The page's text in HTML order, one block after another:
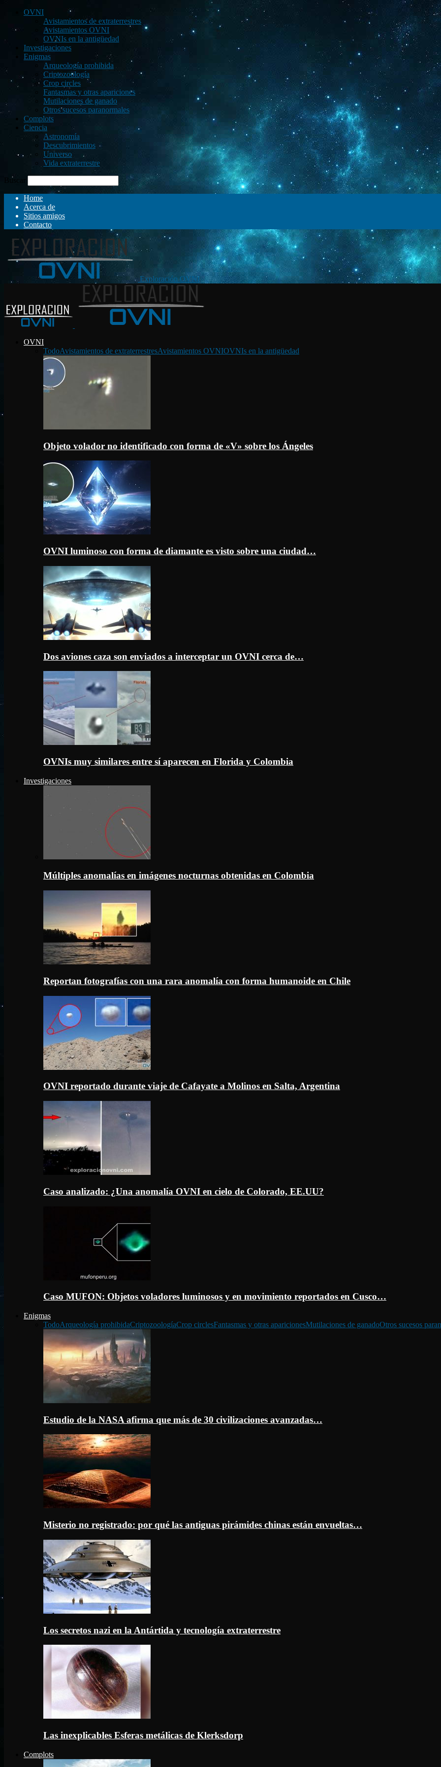
OVNI
Avistamientos de extraterrestres
Avistamientos OVNI
OVNIs en la antigüedad
Investigaciones
Enigmas
Arqueología prohibida
Criptozoología
Crop circles
Fantasmas y otras apariciones
Mutilaciones de ganado
Otros sucesos paranormales
Complots
Ciencia
Astronomía
Descubrimientos
Universo
Vida extraterrestre
Buscar
Home
Acerca de
Sitios amigos
Contacto
Exploración OVNI
OVNI
TodoAvistamientos de extraterrestresAvistamientos OVNIOVNIs en la antigüedad
Objeto volador no identificado con forma de «V» sobre los Ángeles
OVNI luminoso con forma de diamante es visto sobre una ciudad…
Dos aviones caza son enviados a interceptar un OVNI cerca de…
OVNIs muy similares entre sí aparecen en Florida y Colombia
Investigaciones
Múltiples anomalías en imágenes nocturnas obtenidas en Colombia
Reportan fotografías con una rara anomalía con forma humanoide en Chile
OVNI reportado durante viaje de Cafayate a Molinos en Salta, Argentina
Caso analizado: ¿Una anomalía OVNI en cielo de Colorado, EE.UU?
Caso MUFON: Objetos voladores luminosos y en movimiento reportados en Cusco…
Enigmas
TodoArqueología prohibidaCriptozoologíaCrop circlesFantasmas y otras aparicionesMutilaciones de ganadoOtros sucesos
Estudio de la NASA afirma que más de 30 civilizaciones avanzadas…
Misterio no registrado: por qué las antiguas pirámides chinas están envueltas…
Los secretos nazi en la Antártida y tecnología extraterrestre
Las inexplicables Esferas metálicas de Klerksdorp
Complots